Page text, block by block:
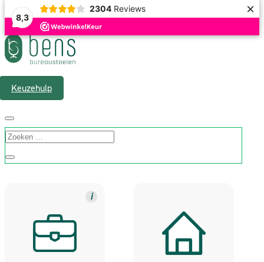
8,3
2304 Reviews ×
Gratis verzending & 1 á 2 werkdagen levertijd
Keuzehulp